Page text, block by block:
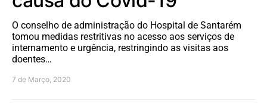
O conselho de administração do Hospital de Santarém
tomou medidas restritivas no acesso aos serviços de
internamento e urgência, restringindo as visitas aos
doentes…
7 de Março, 2020